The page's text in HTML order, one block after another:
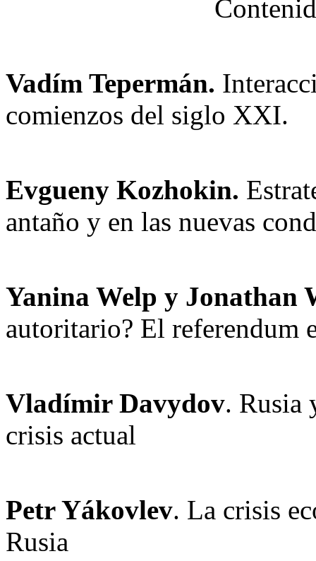
Vadím Tepermán.
comienzos del siglo XXI.
Еvgueny Kozhokin.
antaño y en las nuevas
Yanina Welp y Jonathan
autoritario? El referendum
Vladímir Davydov. Rusia
crisis actual
Petr Yákovlev. La crisis
Rusia